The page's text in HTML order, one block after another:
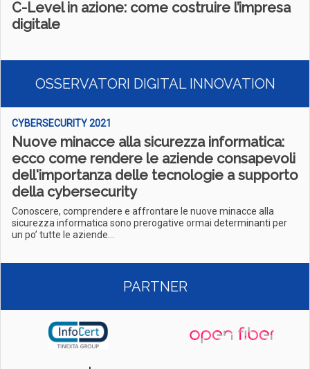
C-Level in azione: come costruire l’impresa
digitale
OSSERVATORI DIGITAL INNOVATION
CYBERSECURITY 2021
Nuove minacce alla sicurezza informatica:
ecco come rendere le aziende consapevoli
dell'importanza delle tecnologie a supporto
della cybersecurity
Conoscere, comprendere e affrontare le nuove minacce alla
sicurezza informatica sono prerogative ormai determinanti per
un po’ tutte le aziende...
PARTNER